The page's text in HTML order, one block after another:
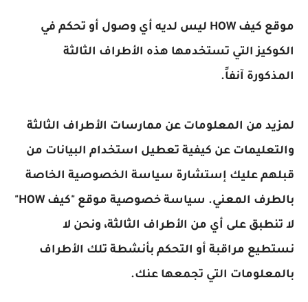
موقع كيف HOW ليس لديه أي وصول أو تحكم في
التي تستخدمها هذه الأطراف الثالثة
آنفاً.
من المعلومات عن ممارسات الأطراف الثالثة
عن كيفية تعطيل استخدام البيانات من
عليك إستشارة سياسة الخصوصية الخاصة
بالطرف المعني. سياسة خصوصية موقع "كيف HOW"
تنطبق على أي من الأطراف الثالثة، ونحن لا
مراقبة أو التحكم بأنشطة تلك الأطراف
التي تجمعها عنك.